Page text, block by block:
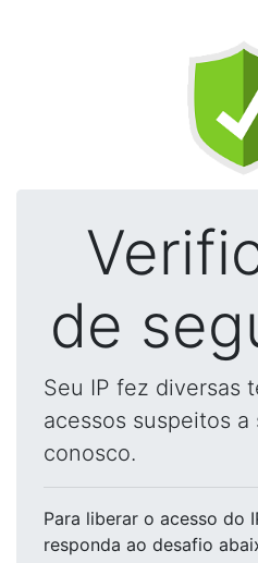
de
Seu IP fez diversas
acessos suspeitos
conosco.
Para liberar o acesso do
responda ao desafio